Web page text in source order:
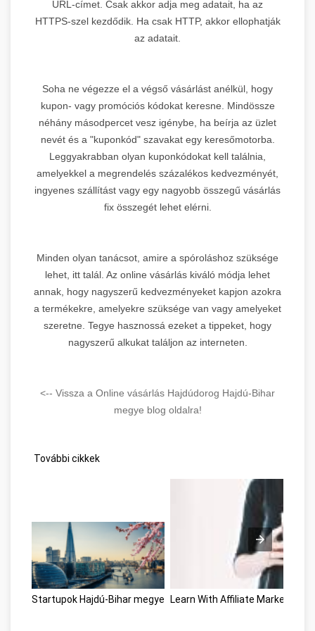
URL-címet. Csak akkor adja meg adatait, ha az
HTTPS-szel kezdődik. Ha csak HTTP, akkor ellophatják
az adatait.
Soha ne végezze el a végső vásárlást anélkül, hogy
kupon- vagy promóciós kódokat keresne. Mindössze
néhány másodpercet vesz igénybe, ha beírja az üzlet
nevét és a "kuponkód" szavakat egy keresőmotorba.
Leggyakrabban olyan kuponkódokat kell találnia,
amelyekkel a megrendelés százalékos kedvezményét,
ingyenes szállítást vagy egy nagyobb összegű vásárlás
fix összegét lehet elérni.
Minden olyan tanácsot, amire a spóroláshoz szüksége
lehet, itt talál. Az online vásárlás kiváló módja lehet
annak, hogy nagyszerű kedvezményeket kapjon azokra
a termékekre, amelyekre szüksége van vagy amelyeket
szeretne. Tegye hasznossá ezeket a tippeket, hogy
nagyszerű alkukat találjon az interneten.
<-- Vissza a Online vásárlás Hajdúdorog Hajdú-Bihar
megye blog oldalra!
További cikkek
Startupok Hajdú-Bihar megye Learn With Affiliate Marketing